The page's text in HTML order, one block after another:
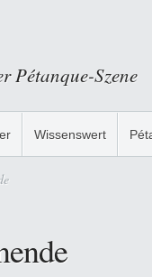
Pétanque-Szene
Wissenswert